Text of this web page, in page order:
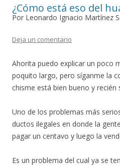
¿Cómo está eso del
Por Leonardo Ignacio Martínez
Deja un comentario
Ahorita puedo explicar un poco
poquito largo, pero síganme la
chisme está bien bueno y recién
Uno de los problemas más
ductos ilegales en donde la
pagar un centavo y luego la
Es un problema del cual ya se